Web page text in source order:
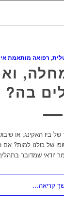
, רפואה מותאמת
בה?
ביו האקינג, או
של כולנו למות?
קריאה…